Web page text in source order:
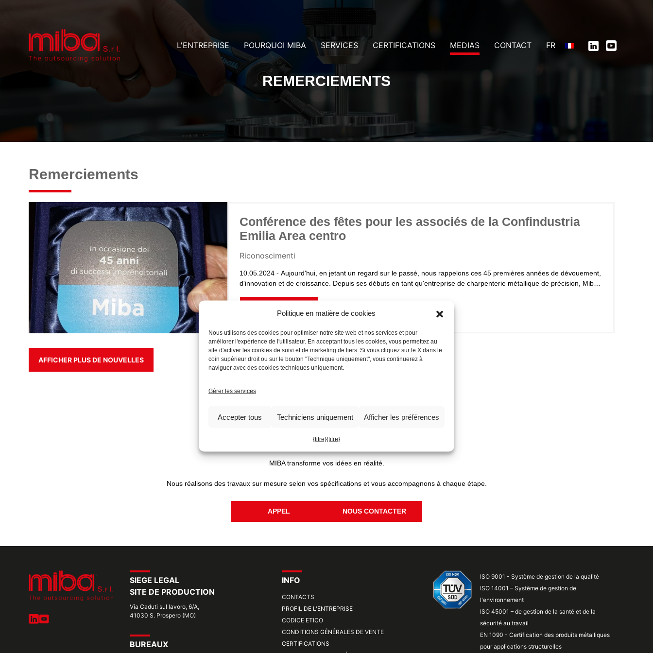
Politique en matière de cookies
Nous utilisons des cookies pour optimiser notre site web et nos services et pour
améliorer l'expérience de l'utilisateur. En acceptant tous les cookies, vous permettez au
site d'activer les cookies de suivi et de marketing de tiers. Si vous cliquez sur le X dans le
coin supérieur droit ou sur le bouton "Technique uniquement", vous continuerez à
naviguer avec des cookies techniques uniquement.
Gérer les services
Accepter tous Techniciens uniquement Afficher les préférences
{titre}{titre}
L'ENTREPRISE POURQUOI MIBA SERVICES CERTIFICATIONS MEDIAS CONTACT FR
REMERCIEMENTS
Remerciements
Conférence des fêtes pour les associés de la Confindustria
Emilia Area centro
Riconoscimenti
10.05.2024 - Aujourd'hui, en jetant un regard sur le passé, nous rappelons ces 45 premières années de dévouement,
d'innovation et de croissance. Depuis ses débuts en tant qu'entreprise de charpenterie métallique de précision, Miba
l'industrie de la construction.
AFFICHER PLUS DE NOUVELLES
PROJET ?
MIBA transforme vos idées en réalité.
Nous réalisons des travaux sur mesure selon vos spécifications et vous accompagnons à chaque étape.
APPEL NOUS CONTACTER
SIEGE LEGAL
SITE DE PRODUCTION
Via Caduti sul lavoro, 6/A,
41030 S. Prospero (MO)
BUREAUX
INFO
CONTACTS
PROFIL DE L'ENTREPRISE
CODICE ETICO
CONDITIONS GÉNÉRALES DE VENTE
CERTIFICATIONS
ISO 9001 - Système de gestion de la qualité
ISO 14001 – Système de gestion de
l'environnement
ISO 45001 – de gestion de la santé et de la
sécurité au travail
EN 1090 - Certification des produits métalliques
pour applications structurelles